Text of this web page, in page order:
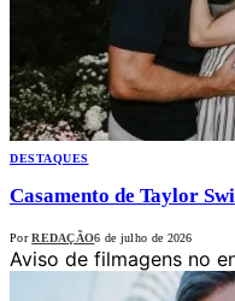
DESTAQUES
Casamento de Taylor
Por REDAÇÃO6 de julho de 2026
Aviso de filmagens no